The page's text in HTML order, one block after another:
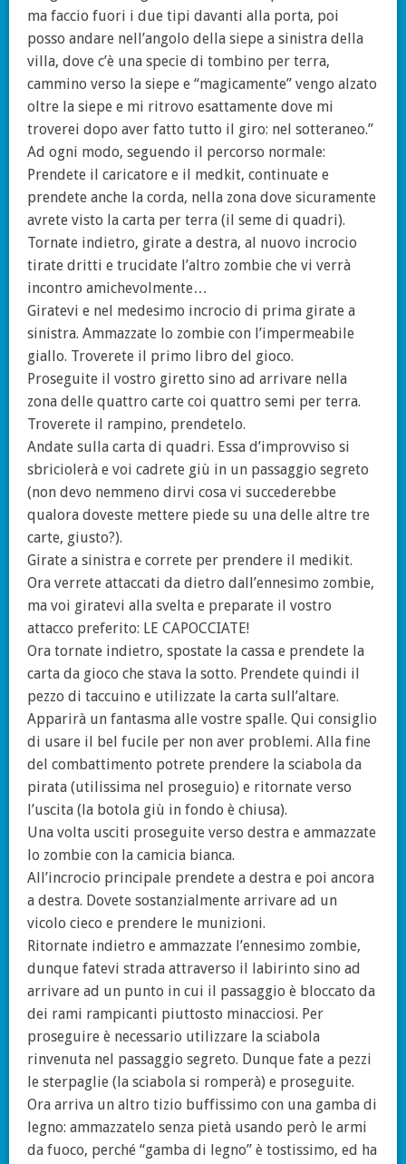
ma faccio fuori i due tipi davanti alla porta, poi
posso andare nell’angolo della siepe a sinistra della
villa, dove c’è una specie di tombino per terra,
cammino verso la siepe e “magicamente” vengo alzato
oltre la siepe e mi ritrovo esattamente dove mi
troverei dopo aver fatto tutto il giro: nel sotteraneo.”
Ad ogni modo, seguendo il percorso normale:
Prendete il caricatore e il medkit, continuate e
prendete anche la corda, nella zona dove sicuramente
avrete visto la carta per terra (il seme di quadri).
Tornate indietro, girate a destra, al nuovo incrocio
tirate dritti e trucidate l’altro zombie che vi verrà
incontro amichevolmente…
Giratevi e nel medesimo incrocio di prima girate a
sinistra. Ammazzate lo zombie con l’impermeabile
giallo. Troverete il primo libro del gioco.
Proseguite il vostro giretto sino ad arrivare nella
zona delle quattro carte coi quattro semi per terra.
Troverete il rampino, prendetelo.
Andate sulla carta di quadri. Essa d’improvviso si
sbriciolerà e voi cadrete giù in un passaggio segreto
(non devo nemmeno dirvi cosa vi succederebbe
qualora doveste mettere piede su una delle altre tre
carte, giusto?).
Girate a sinistra e correte per prendere il medikit.
Ora verrete attaccati da dietro dall’ennesimo zombie,
ma voi giratevi alla svelta e preparate il vostro
attacco preferito: LE CAPOCCIATE!
Ora tornate indietro, spostate la cassa e prendete la
carta da gioco che stava la sotto. Prendete quindi il
pezzo di taccuino e utilizzate la carta sull’altare.
Apparirà un fantasma alle vostre spalle. Qui consiglio
di usare il bel fucile per non aver problemi. Alla fine
del combattimento potrete prendere la sciabola da
pirata (utilissima nel proseguio) e ritornate verso
l’uscita (la botola giù in fondo è chiusa).
Una volta usciti proseguite verso destra e ammazzate
lo zombie con la camicia bianca.
All’incrocio principale prendete a destra e poi ancora
a destra. Dovete sostanzialmente arrivare ad un
vicolo cieco e prendere le munizioni.
Ritornate indietro e ammazzate l’ennesimo zombie,
dunque fatevi strada attraverso il labirinto sino ad
arrivare ad un punto in cui il passaggio è bloccato da
dei rami rampicanti piuttosto minacciosi. Per
proseguire è necessario utilizzare la sciabola
rinvenuta nel passaggio segreto. Dunque fate a pezzi
le sterpaglie (la sciabola si romperà) e proseguite.
Ora arriva un altro tizio buffissimo con una gamba di
legno: ammazzatelo senza pietà usando però le armi
da fuoco, perché “gamba di legno” è tostissimo, ed ha